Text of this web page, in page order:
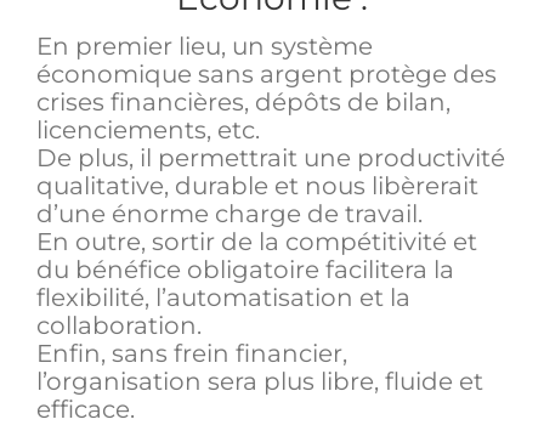
En premier lieu, un système
économique sans argent protège des
crises financières, dépôts de bilan,
licenciements, etc.
De plus, il permettrait une productivité
qualitative, durable et nous libèrerait
d’une énorme charge de travail.
En outre, sortir de la compétitivité et
du bénéfice obligatoire facilitera la
flexibilité, l’automatisation et la
collaboration.
Enfin, sans frein financier,
l’organisation sera plus libre, fluide et
efficace.